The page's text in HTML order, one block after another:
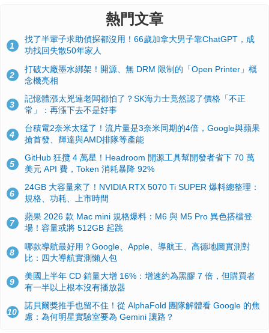
熱門文章
1
找了半輩子求助偵探都沒用！66歲加拿大男子靠ChatGPT，成
功找回失散50年家人
2
打破大廠墨水綁架！開源、無 DRM 限制的「Open Printer」概
念機亮相
3
記憶體漲太兇連老闆都怕了？SK海力士竟然認了價格「不正
常」：再漲下去不是好事
4
台積電2奈米太猛了！流片量是3奈米同期的4倍，Google與蘋果
搶首發、輝達與AMD排隊等產能
5
GitHub 狂攬 4 萬星！Headroom 開源工具幫開發者省下 70 萬
美元 API 費，Token 消耗暴降 92%
6
24GB 大容量來了！NVIDIA RTX 5070 Ti SUPER 爆料總整理：
規格、功耗、上市時間
7
蘋果 2026 款 Mac mini 規格爆料：M6 與 M5 Pro 異色搭檔登
場！容量或將 512GB 起跳
8
哪款導航最好用？Google、Apple、導航王、高德地圖實測對
比：四大導航實測懶人包
9
美國上半年 CD 銷量大增 16%：增速約為黑膠 7 倍，但購買者
有一半以上根本沒有播放器
10
諾貝爾獎推手也留不住！從 AlphaFold 團隊解體看 Google 的焦
慮：為何明星實驗室要為 Gemini 讓路？